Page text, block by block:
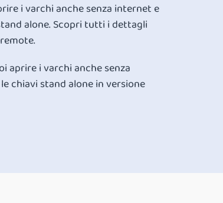
i varchi anche senza internet e
alone. Scopri tutti i dettagli
aprire i varchi anche senza
chiavi stand alone in versione